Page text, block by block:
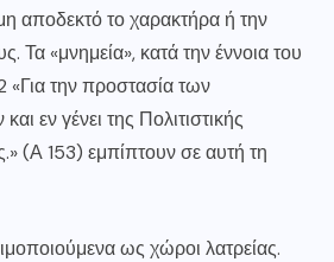
αποδεκτό το χαρακτήρα ή την
Τα «μνημεία», κατά την έννοια του
την προστασία των
εν γένει της Πολιτιστικής
(Α 153) εμπίπτουν σε αυτή τη
ως χώροι λατρείας.